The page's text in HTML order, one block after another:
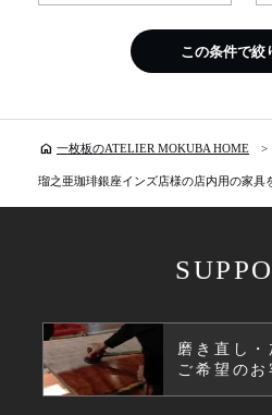
この条件で絞
home 一枚板のATELIER MOKUBA HOME
瑠之亜珈琲銀座インズ店様の店内用の家具
磨き直し・
ご希望のお